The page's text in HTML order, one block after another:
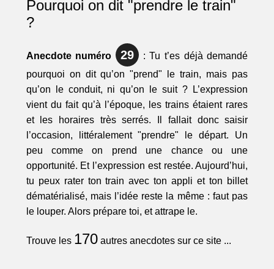
Pourquoi on dit "prendre le train"
?
Anecdote numéro 29 : Tu t’es déjà demandé
pourquoi on dit qu’on "prend" le train, mais pas
qu’on le conduit, ni qu’on le suit ? L’expression
vient du fait qu’à l’époque, les trains étaient rares
et les horaires très serrés. Il fallait donc saisir
l’occasion, littéralement "prendre" le départ. Un
peu comme on prend une chance ou une
opportunité. Et l’expression est restée. Aujourd’hui,
tu peux rater ton train avec ton appli et ton billet
dématérialisé, mais l’idée reste la même : faut pas
le louper. Alors prépare toi, et attrape le.
Trouve les 170autres anecdotes sur ce site ...